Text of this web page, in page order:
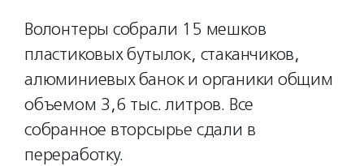
Волонтеры собрали 15 мешков
пластиковых бутылок, стаканчиков,
алюминиевых банок и органики общим
объемом 3,6 тыс. литров. Все
собранное вторсырье сдали в
переработку.